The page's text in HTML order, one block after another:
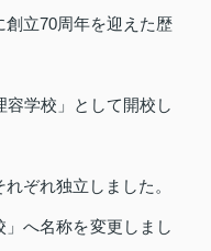
立70周年を迎えた歴
容学校」として開校し
ぞれ独立しました。
へ名称を変更しまし